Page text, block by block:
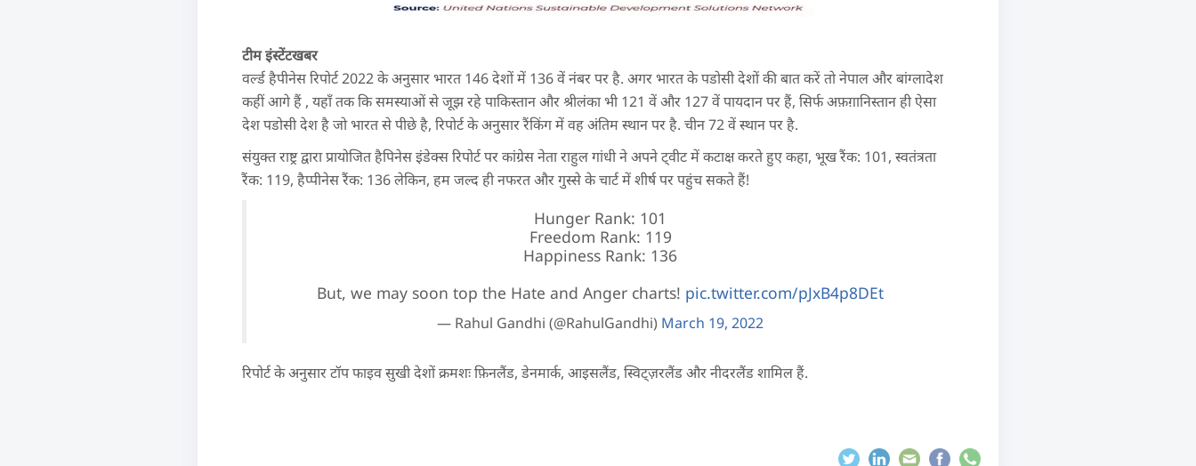
टीम इंस्टेंटखबर
वर्ल्ड हैपीनेस रिपोर्ट 2022 के अनुसार भारत 146 देशों में 136 वें नंबर पर है. अगर भारत के पडोसी देशों की बात करें तो नेपाल और बांग्लादेश
कहीं आगे हैं , यहाँ तक कि समस्याओं से जूझ रहे पाकिस्तान और श्रीलंका भी 121 वें और 127 वें पायदान पर हैं, सिर्फ अफ़ग़ानिस्तान ही ऐसा
देश पडोसी देश है जो भारत से पीछे है, रिपोर्ट के अनुसार रैंकिंग में वह अंतिम स्थान पर है. चीन 72 वें स्थान पर है.
संयुक्त राष्ट्र द्वारा प्रायोजित हैपिनेस इंडेक्स रिपोर्ट पर कांग्रेस नेता राहुल गांधी ने अपने ट्वीट में कटाक्ष करते हुए कहा, भूख रैंक: 101, स्वतंत्रता
रैंक: 119, हैप्पीनेस रैंक: 136 लेकिन, हम जल्द ही नफरत और गुस्से के चार्ट में शीर्ष पर पहुंच सकते हैं!
Hunger Rank: 101
Freedom Rank: 119
Happiness Rank: 136
But, we may soon top the Hate and Anger charts! pic.twitter.com/pJxB4p8DEt
— Rahul Gandhi (@RahulGandhi) March 19, 2022
रिपोर्ट के अनुसार टॉप फाइव सुखी देशों क्रमशः फ़िनलैंड, डेनमार्क, आइसलैंड, स्विट्ज़रलैंड और नीदरलैंड शामिल हैं.